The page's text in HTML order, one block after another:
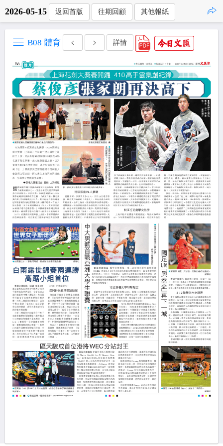
2026-05-15 返回首版 往期回顧 其他報紙
B08 體育 詳情